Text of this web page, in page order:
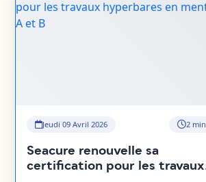
Jeudi 09 Avril 2026 2 min
Seacure renouvelle sa
certification pour les travaux